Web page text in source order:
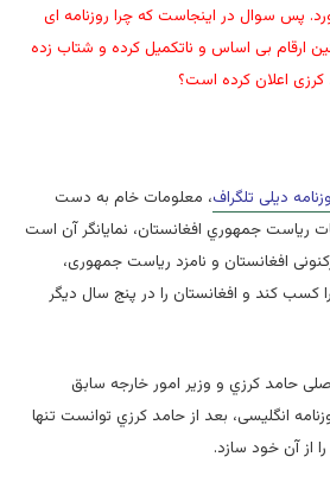
پس سوال در اینجاست که چرا روزنامه ای
ارقام بی اساس و ناتکمیل کرده و شتاب زده
کرزی اعلان کرده است؟
دیلی تلگراف، معلومات خام به دست
رياست ‌جمهوري افغانستان، نمایانگر آن است
افغانستان و نامزد ریاست جمهوری،
آراء را کسب کند و افغانستان را در پنج سال دیگر
اصلی حامد كرزي و وزير امور خارجه سابق
انگلیسی، بعد از حامد كرزي توانست تنها